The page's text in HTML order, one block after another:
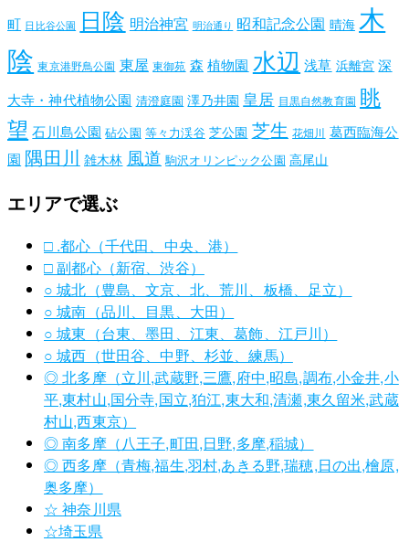
町 日比谷公園 日陰 明治神宮 明治通り 昭和記念公園 晴海 木
陰 東京港野鳥公園 東屋 東御苑 森 植物園 水辺 浅草 浜離宮 深
大寺・神代植物公園 清澄庭園 澤乃井園 皇居 目黒自然教育園 眺
望 石川島公園 砧公園 等々力渓谷 芝公園 芝生 花畑川 葛西臨海公
園 隅田川 雑木林 風道 駒沢オリンピック公園 高尾山
エリアで選ぶ
□ .都心（千代田、中央、港）
□ 副都心（新宿、渋谷）
○ 城北（豊島、文京、北、荒川、板橋、足立）
○ 城南（品川、目黒、大田）
○ 城東（台東、墨田、江東、葛飾、江戸川）
○ 城西（世田谷、中野、杉並、練馬）
◎ 北多摩（立川,武蔵野,三鷹,府中,昭島,調布,小金井,小
平,東村山,国分寺,国立,狛江,東大和,清瀬,東久留米,武蔵
村山,西東京）
◎ 南多摩（八王子,町田,日野,多摩,稲城）
◎ 西多摩（青梅,福生,羽村,あきる野,瑞穂,日の出,檜原,
奥多摩）
☆ 神奈川県
☆埼玉県